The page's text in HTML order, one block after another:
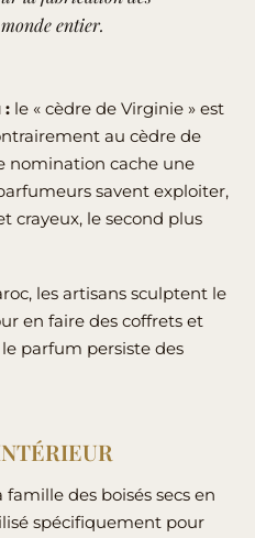
entier.
: le « cèdre de Virginie » est
au cèdre de
nomination cache une
savent exploiter,
crayeux, le second plus
les artisans sculptent le
en faire des coffrets et
parfum persiste des
des boisés secs en
spécifiquement pour